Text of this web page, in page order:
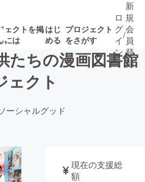
ェクトを掲
には
はじ
める
プロジェクト
をさがす
ロジェクト
音楽
ロ
グ
イ
ン
/
新
規
会
員
登
録
たちの漫画図書館
ェクト
ーシャルグッド
現在の支援総
額